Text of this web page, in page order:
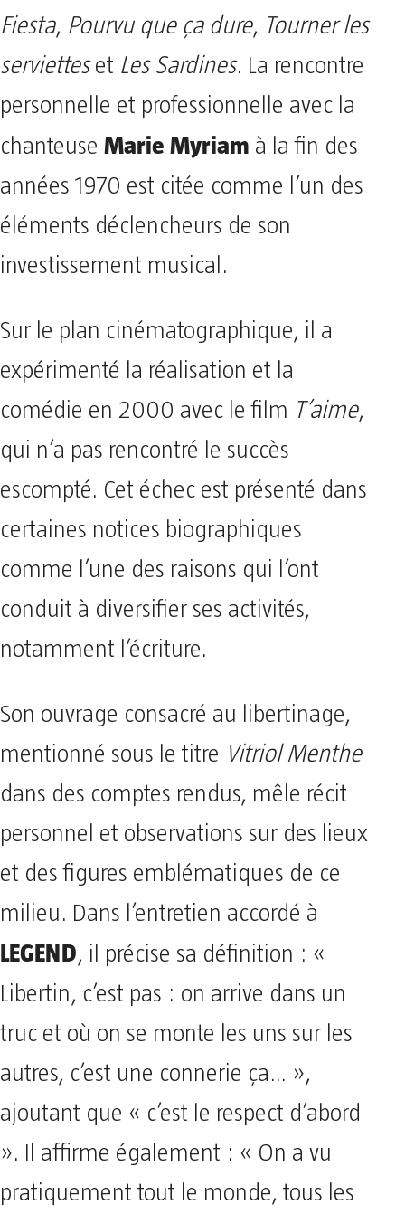
Fiesta, Pourvu que ça dure, Tourner les
servietteset Les Sardines. La rencontre
personnelle et professionnelle avec la
chanteuse Marie Myriam à la fin des
années 1970 est citée comme l’un des
éléments déclencheurs de son
investissement musical.
Sur le plan cinématographique, il a
expérimenté la réalisation et la
comédie en 2000 avec le film T’aime,
qui n’a pas rencontré le succès
escompté. Cet échec est présenté dans
certaines notices biographiques
comme l’une des raisons qui l’ont
conduit à diversifier ses activités,
notamment l’écriture.
Son ouvrage consacré au libertinage,
mentionné sous le titre Vitriol Menthe
dans des comptes rendus, mêle récit
personnel et observations sur des lieux
et des figures emblématiques de ce
milieu. Dans l’entretien accordé à
LEGEND, il précise sa définition : «
Libertin, c’est pas : on arrive dans un
truc et où on se monte les uns sur les
autres, c’est une connerie ça… »,
ajoutant que « c’est le respect d’abord
». Il affirme également : « On a vu
pratiquement tout le monde, tous les